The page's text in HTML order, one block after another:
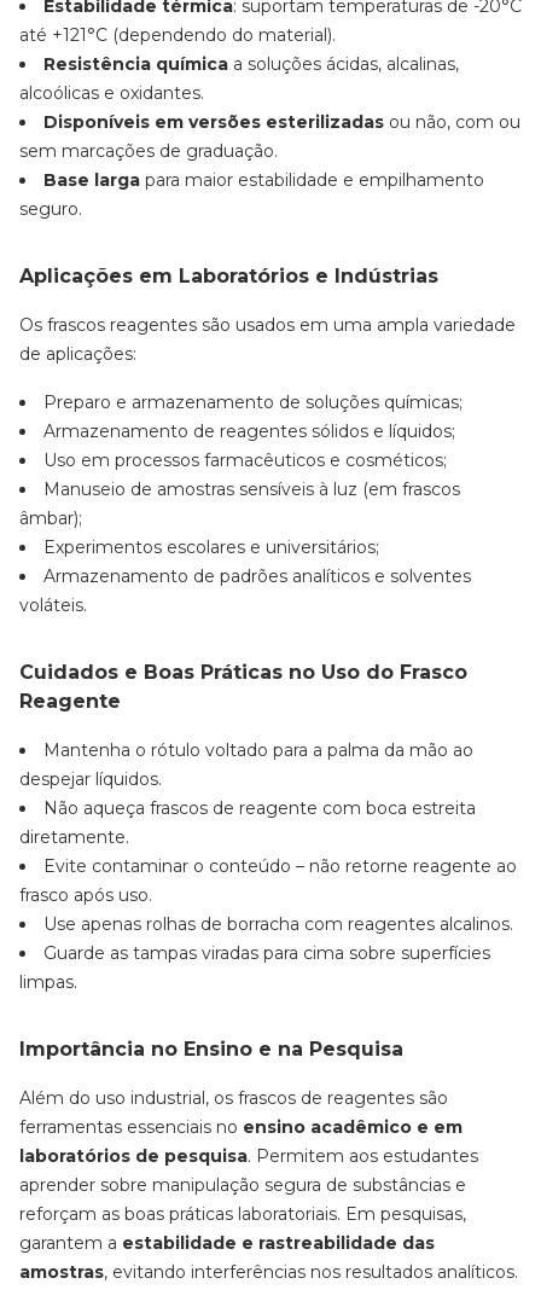
Estabilidade térmica: suportam temperaturas de -20°C
até +121°C (dependendo do material).
Resistência química a soluções ácidas, alcalinas,
alcoólicas e oxidantes.
Disponíveis em versões esterilizadas ou não, com ou
sem marcações de graduação.
Base larga para maior estabilidade e empilhamento
seguro.
Aplicações em Laboratórios e Indústrias
Os frascos reagentes são usados em uma ampla variedade
de aplicações:
Preparo e armazenamento de soluções químicas;
Armazenamento de reagentes sólidos e líquidos;
Uso em processos farmacêuticos e cosméticos;
Manuseio de amostras sensíveis à luz (em frascos
âmbar);
Experimentos escolares e universitários;
Armazenamento de padrões analíticos e solventes
voláteis.
Cuidados e Boas Práticas no Uso do Frasco
Reagente
Mantenha o rótulo voltado para a palma da mão ao
despejar líquidos.
Não aqueça frascos de reagente com boca estreita
diretamente.
Evite contaminar o conteúdo – não retorne reagente ao
frasco após uso.
Use apenas rolhas de borracha com reagentes alcalinos.
Guarde as tampas viradas para cima sobre superfícies
limpas.
Importância no Ensino e na Pesquisa
Além do uso industrial, os frascos de reagentes são
ferramentas essenciais no ensino acadêmico e em
laboratórios de pesquisa. Permitem aos estudantes
aprender sobre manipulação segura de substâncias e
reforçam as boas práticas laboratoriais. Em pesquisas,
garantem a estabilidade e rastreabilidade das
amostras, evitando interferências nos resultados analíticos.